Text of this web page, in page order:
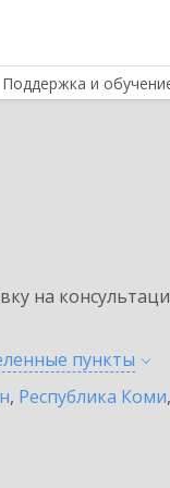
Поддержка и
на
пункты
, Республика Коми,